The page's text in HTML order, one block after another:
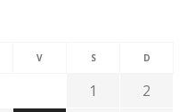
V S D
1
2